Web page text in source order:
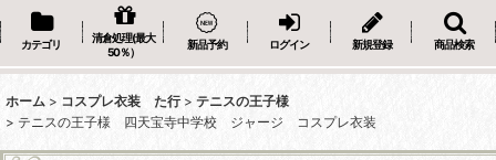
カテゴリ
清倉処理(最大
50％）
新品予約 ログイン 新規登録 商品検索
ホーム > コスプレ衣装 た行 > テニスの王子様
> テニスの王子様 四天宝寺中学校 ジャージ コスプレ衣装